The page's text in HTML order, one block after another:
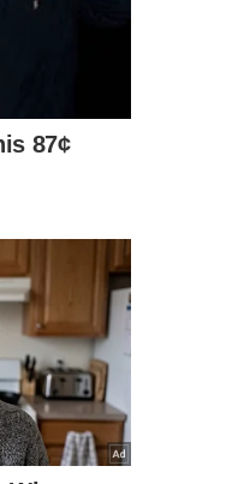
São Paulo. – Imagem
gerada por IA
geradas pelo
uma